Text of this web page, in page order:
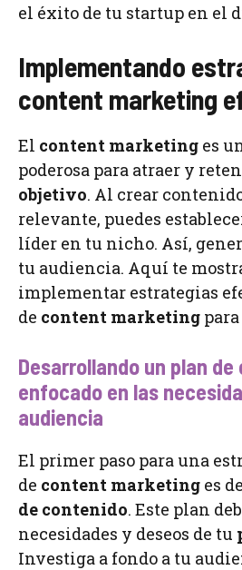
el éxito de tu startup en el
Implementando
content marketing
El content marketing es
poderosa para atraer y
objetivo. Al crear
relevante, puedes
líder en tu nicho. Así,
tu audiencia. Aquí te
implementar estrategias
de content marketing
Desarrollando un plan
enfocado en las
audiencia
El primer paso para una
de content marketing es
de contenido. Este plan
necesidades y deseos de tu
Investiga a fondo a tu